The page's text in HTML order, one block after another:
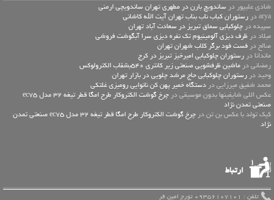
شادی علیپور در ساندویچ بارن در مطهری تهران ساندویچی ارمنی
arya در
رستوران کباب ناب بناب تهران آیت الله کاشانی
سپیده در چلوکبابی سماق تبریز در سعادت آباد تهران
میلاد در ظرف دیزی آلومینیوم تک نفره دیزی سرا آبگوشت فروشی
صالح در فست فود برگر کلاب شهران تهران
ماندانا در رستوران چلوکبابی امیرخیز تبریز در کرج
رمضانی در ماشین ظرفشویی صنعتی زیر کانتری 540بشقاب الکترولوکس
وحید در رستوران چلوکبابی حاج مرشد چلویی در بازار تهران
محمد شفیق میرزایی در دستگاه خمیر پهن کن نانوایی رومیزی غلتکی
عكس اللي شايفينها بدون موسيقى در
چرخ گوشت الکتروکار طرح امگا قطر تیغه 32 مدل ec75
صنعتی تمدن نژاد
کیک تولد با عکس بن تن در
چرخ گوشت الکتروکار طرح امگا قطر تیغه 32 مدل ec75 صنعتی تمدن
نژاد
ارتباط
تلفن : 09356107101 تورج امین فر